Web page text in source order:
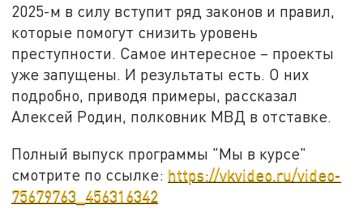
2025-м в силу вступит ряд законов и правил,
которые помогут снизить уровень
преступности. Самое интересное – проекты
уже запущены. И результаты есть. О них
подробно, приводя примеры, рассказал
Алексей Родин, полковник МВД в отставке.
Полный выпуск программы "Мы в курсе"
смотрите по ссылке: https://vkvideo.ru/video-
75679763_456316342